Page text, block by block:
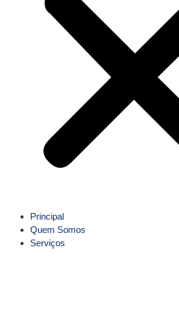
Principal
Quem Somos
Serviços